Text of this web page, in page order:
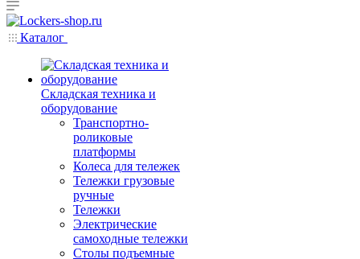
Каталог
Складская техника и
оборудование
Транспортно-
роликовые
платформы
Колеса для тележек
Тележки грузовые
ручные
Тележки
Электрические
самоходные тележки
Столы подъемные